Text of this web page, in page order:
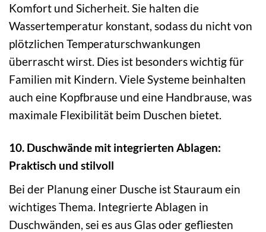
Komfort und Sicherheit. Sie halten die
Wassertemperatur konstant, sodass du nicht von
plötzlichen Temperaturschwankungen
überrascht wirst. Dies ist besonders wichtig für
Familien mit Kindern. Viele Systeme beinhalten
auch eine Kopfbrause und eine Handbrause, was
maximale Flexibilität beim Duschen bietet.
10. Duschwände mit integrierten Ablagen:
Praktisch und stilvoll
Bei der Planung einer Dusche ist Stauraum ein
wichtiges Thema. Integrierte Ablagen in
Duschwänden, sei es aus Glas oder gefliesten